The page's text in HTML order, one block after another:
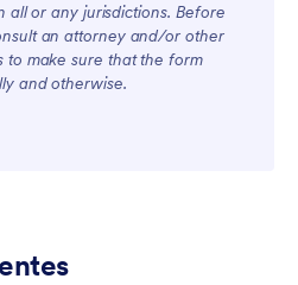
all or any jurisdictions. Before
an attorney and/or other
to make sure that the form
and otherwise.